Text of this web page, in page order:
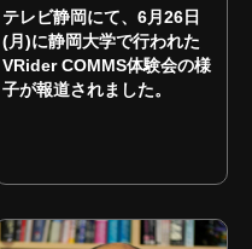
テレビ静岡にて、6月26日
(月)に静岡大学で行われた
VRider COMMS体験会の様
子が報道されました。